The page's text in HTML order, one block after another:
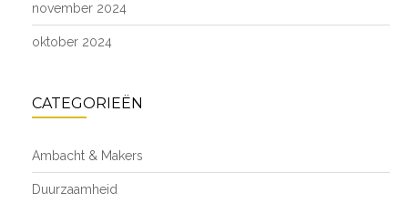
november 2024
oktober 2024
CATEGORIEËN
Ambacht & Makers
Duurzaamheid